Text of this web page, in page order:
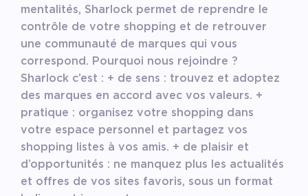
mentalités, Sharlock permet de reprendre le
contrôle de votre shopping et de retrouver
une communauté de marques qui vous
correspond. Pourquoi nous rejoindre ?
Sharlock c’est : + de sens : trouvez et adoptez
des marques en accord avec vos valeurs. +
pratique : organisez votre shopping dans
votre espace personnel et partagez vos
shopping listes à vos amis. + de plaisir et
d’opportunités : ne manquez plus les actualités
et offres de vos sites favoris, sous un format